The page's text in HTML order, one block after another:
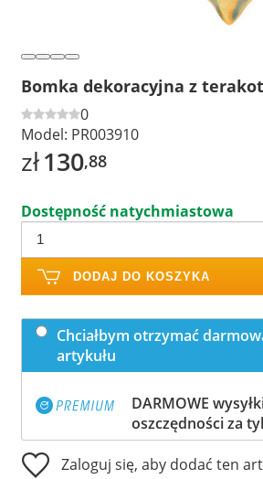
Bomka dekoracyjna z
0
Model: PR003910
zł130,88
Dostępność natychmiastowa
DODAJ DO KOSZYKA
Chciałbym otrzymać
artykułu
DARMOWE
oszczędności za
Zaloguj się, aby dodać ten